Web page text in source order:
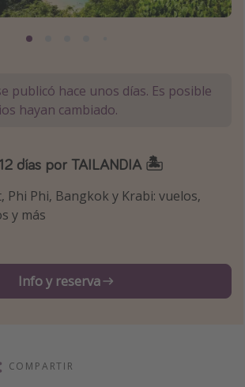
mujer
publicó hace unos días. Es posible
hayan cambiado.
días por TAILANDIA 🏝
Phi Phi, Bangkok y Krabi: vuelos,
y más
Info y reserva
COMPARTIR